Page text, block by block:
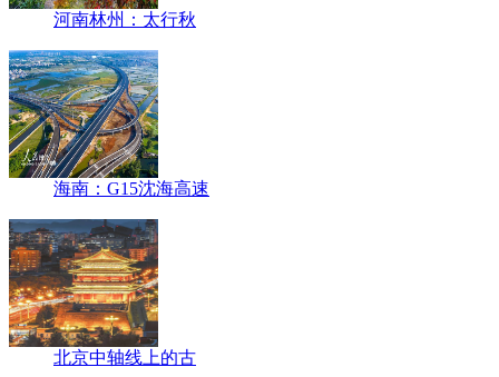
河南林州：太行秋
海南：G15沈海高速
北京中轴线上的古